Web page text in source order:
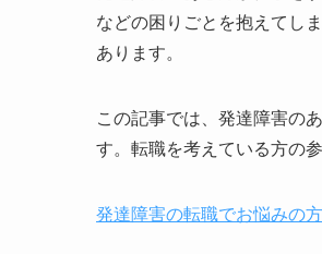
などの困りごとを抱えてし
あります。
この記事では、発達障害の
す。転職を考えている方の
発達障害の転職でお悩みの